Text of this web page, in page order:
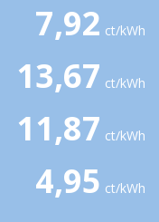
7,92 ct/kWh
13,67 ct/kWh
11,87 ct/kWh
4,95 ct/kWh